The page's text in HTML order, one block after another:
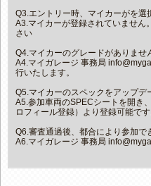
Q3.エントリー時、マイカーがを選
A3.マイカーが登録されていません
さい
Q4.マイカーのグレードがありませ
A4.マイガレージ 事務局
行いたします。
Q5.マイカーのスペックをアップデ
A5.参加車両のSPECシートを開き
ロフィール登録）より登録可能です
Q6.審査通過後、都合により参加で
A6.マイガレージ 事務局